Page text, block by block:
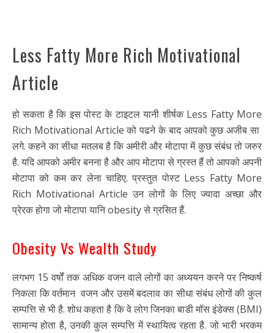
Less Fatty More Rich Motivational
Article
हो सकता है कि इस पोस्ट के टाइटल यानी शीर्षक Less Fatty More
Rich Motivational Article को पढने के बाद आपको कुछ अजीब सा
लगे. कहने का सीधा मतलब है कि अमीरी और मोटापा में कुछ संबंध तो जरुर
है. यदि आपको अमीर बनना है और आप मोटापा से ग्रस्त हैं तो आपको अपनी
मोटापा को कम कर लेना चाहिए. प्रस्तुत पोस्ट Less Fatty More
Rich Motivational Article उन लोगों के लिए ज्यादा अच्छा और
प्रेरक होगा जो मोटापा यानि obesity से ग्रसित हैं.
Obesity Vs Wealth Study
लगभग 15 वर्षों तक अधिक वजन वाले लोगों का अध्ययन करने पर निष्कर्ष
निकला कि वर्तमान वजन और उसमें बदलाव का सीधा संबंध लोगों की कुल
सम्पत्ति से भी है. शोध कहता है कि वे लोग जिनका बाडी मॉस इंडेक्स (BMI)
सामान्य होता है, उनकी कुल सम्पत्ति में स्थायित्व रहता है. जो भारी भरकम